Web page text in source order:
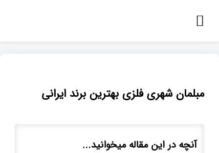
مبلمان شهری فلزی بهترین برند ایرانی
آنچه در این مقاله میخوانید...